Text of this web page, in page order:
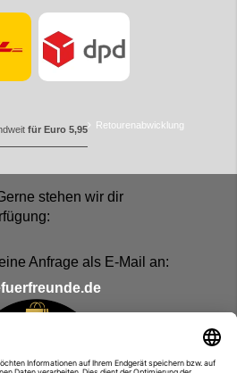
für Euro 5,95 Retourenabwicklung
stehen wir dir
Anfrage als E-Mail an: